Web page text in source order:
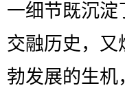
一细节既沉淀
交融历史，又
勃发展的生机